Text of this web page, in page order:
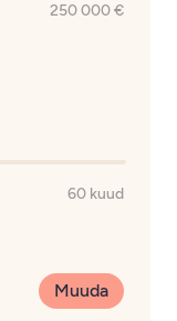
250 000 €
60 kuud
Muuda